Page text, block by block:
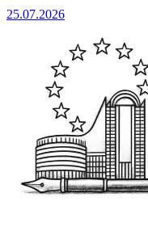
25.07.2026